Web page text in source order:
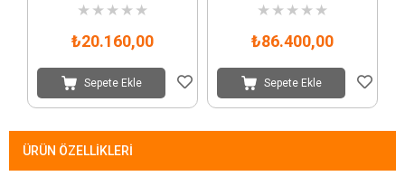
★ ★ ★ ★ ★
₺20.160,00
Sepete Ekle
★ ★ ★ ★ ★
₺86.400,00
Sepete Ekle
ÜRÜN ÖZELLIKLERI